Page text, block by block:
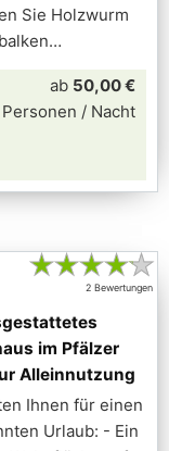
Sie Holzwurm
ab 50,00 €
Personen / Nacht
★★★★★
2 Bewertungen
im Pfälzer
Alleinnutzung
Ihnen für einen
Urlaub: - Ein